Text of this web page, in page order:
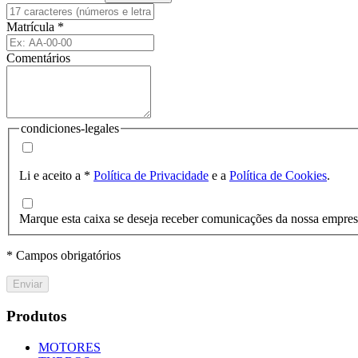
Matrícula *
Comentários
condiciones-legales
Li e aceito a * Política de Privacidade e a Política de Cookies.
Marque esta caixa se deseja receber comunicações da nossa
* Campos obrigatórios
Enviar
Produtos
MOTORES